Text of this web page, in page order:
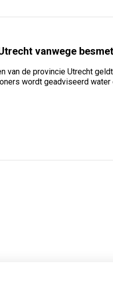
vanwege
van de provincie Utrecht
wordt geadviseerd